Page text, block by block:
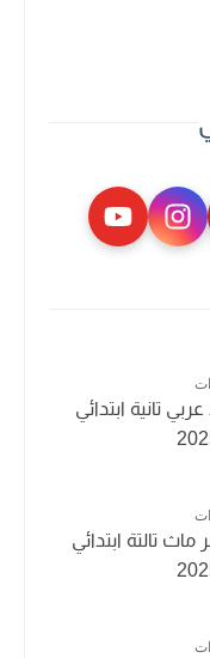
تانية ابتدائي
تالتة ابتدائي